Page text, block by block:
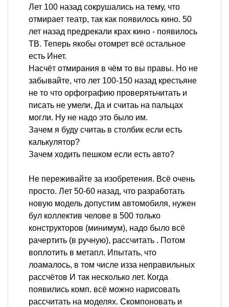
Лет 100 назад сокрушались на тему, что
отмирает театр, так как появилось кино. 50
лет назад предрекали крах кино - появилось
ТВ. Теперь якобы отомрет всё остальное
есть Инет.
Насчёт отмирания в чём то вы правы. Но не
забывайте, что лет 100-150 назад крестьяне
не то что орфографию проверятьчитать и
писать не умели, Да и считаь на пальцах
могли. Ну не надо это было им.
Зачем я буду считаь в столбик если есть
калькулятор?
Зачем ходить пешком если есть авто?
Не переживайте за изобретения. Всё очень
просто. Лет 50-60 назад, что разработать
новую модель допустим автомобиля, нужен
бул коллектив челове в 500 только
конструкторов (минимум), надо было всё
рачертить (в ручную), рассчитать . Потом
воплотить в метапл. Ипытать, что
лоамалось, в том числе изза неправильных
рассчётов И так несколько лет. Когда
появились комп. всё можно нарисовать
рассчитать на моделях. Скомпоновать и